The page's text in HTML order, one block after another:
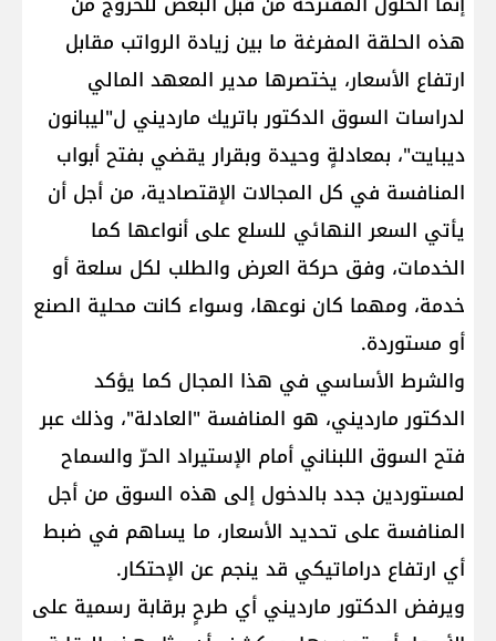
هذه الحلقة المفرغة ما بين زيادة الرواتب مقابل
ارتفاع الأسعار، يختصرها مدير المعهد المالي
لدراسات السوق الدكتور باتريك مارديني ل"ليبانون
ديبايت"، بمعادلةٍ وحيدة وبقرار يقضي بفتح أبواب
المنافسة في كل المجالات الإقتصادية، من أجل أن
يأتي السعر النهائي للسلع على أنواعها كما
الخدمات، وفق حركة العرض والطلب لكل سلعة أو
خدمة، ومهما كان نوعها، وسواء كانت محلية الصنع
أو مستوردة.
والشرط الأساسي في هذا المجال كما يؤكد
الدكتور مارديني، هو المنافسة "العادلة"، وذلك عبر
فتح السوق اللبناني أمام الإستيراد الحرّ والسماح
لمستوردين جدد بالدخول إلى هذه السوق من أجل
المنافسة على تحديد الأسعار، ما يساهم في ضبط
أي ارتفاع دراماتيكي قد ينجم عن الإحتكار.
ويرفض الدكتور مارديني أي طرحٍ برقابة رسمية على